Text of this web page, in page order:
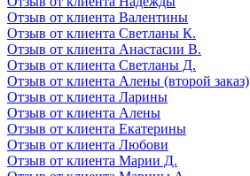
Отзыв от клиента Валентины
Отзыв от клиента Светланы К.
Отзыв от клиента Анастасии В.
Отзыв от клиента Светланы Д.
Отзыв от клиента Алены (второй заказ)
Отзыв от клиента Ларины
Отзыв от клиента Алены
Отзыв от клиента Екатерины
Отзыв от клиента Любови
Отзыв от клиента Марии Д.